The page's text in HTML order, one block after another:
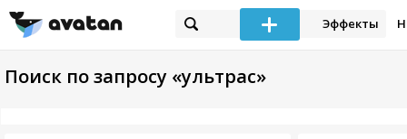
Эффекты
Поиск по запросу «ультрас»